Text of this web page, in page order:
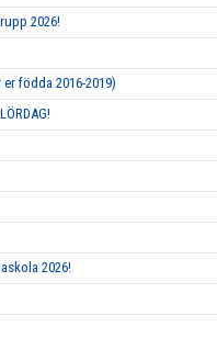
2026!
födda 2016-2019)
2026!